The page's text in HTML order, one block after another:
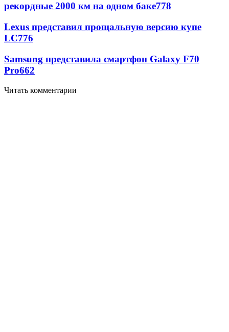
рекордные 2000 км на одном баке778
Lexus представил прощальную версию купе
LC776
Samsung представила смартфон Galaxy F70
Pro662
Читать комментарии